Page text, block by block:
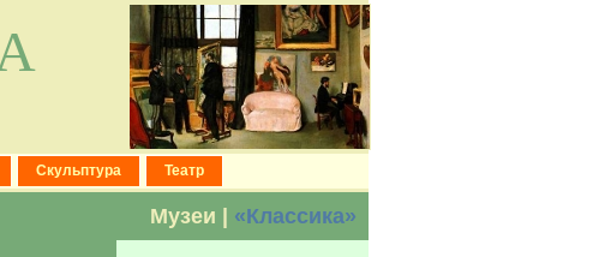
Скульптура Театр
Музеи | «Классика»